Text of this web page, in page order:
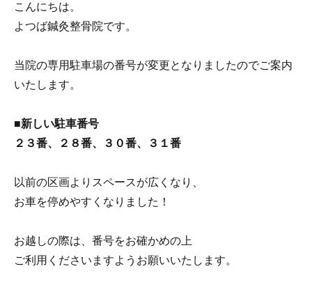
こんにちは。
よつば鍼灸整骨院です。
当院の専用駐車場の番号が変更となりましたのでご案内
いたします。
■新しい駐車番号
２３番、２８番、３０番、３１番
以前の区画よりスペースが広くなり、
お車を停めやすくなりました！
お越しの際は、番号をお確かめの上
ご利用くださいますようお願いいたします。